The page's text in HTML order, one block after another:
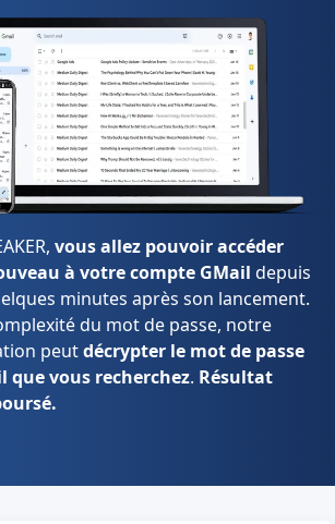
vous allez pouvoir accéder
à votre compte GMail depuis
minutes après son lancement.
du mot de passe, notre
peutdécrypter le mot de passe
que vous recherchez. Résultat